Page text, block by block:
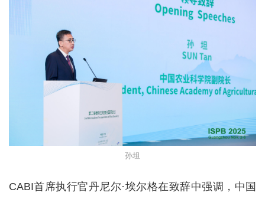
孙坦
CABI首席执行官丹尼尔·埃尔格在致辞中强调，中国